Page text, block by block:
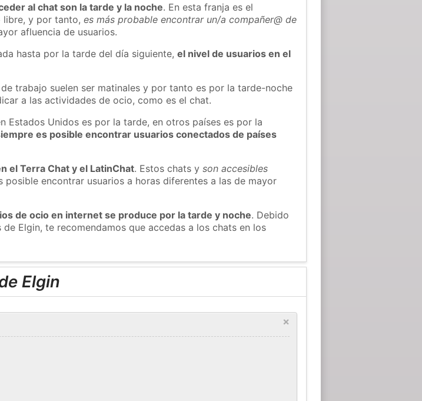
al chat son la tarde y la noche. En esta franja es el
libre, y por tanto,es más probable encontrar un/a compañer@ de
afluencia de usuarios.
hasta por la tarde del día siguiente,el nivel de usuarios en el
trabajo suelen ser matinales y por tanto es por la tarde-noche
a las actividades de ocio, como es el chat.
Estados Unidos es por la tarde, en otros países es por la
es posible encontrar usuarios conectados de países
el Terra Chat y el LatinChat. Estos chats yson accesibles
posible encontrar usuarios a horas diferentes a las de mayor
de ocio en internet se produce por la tarde y noche. Debido
Elgin, te recomendamos que accedas a los chats en los
Elgin
×